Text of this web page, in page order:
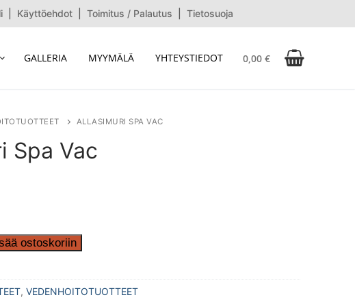
Käyttöehdot Toimitus / Palautus Tietosuoja
GALLERIA MYYMÄLÄ YHTEYSTIEDOT 0,00 €
ALLASIMURI SPA VAC
Spa Vac
ostoskoriin
, VEDENHOITOTUOTTEET